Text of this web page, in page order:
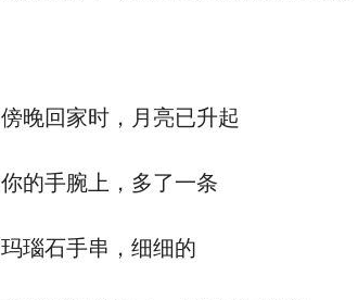
傍晚回家时，月亮已升起
你的手腕上，多了一条
玛瑙石手串，细细的